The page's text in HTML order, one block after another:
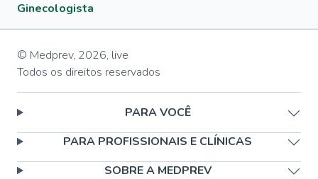
Ginecologista
© Medprev, 2026, live
Todos os direitos reservados
PARA VOCÊ
PARA PROFISSIONAIS E CLÍNICAS
SOBRE A MEDPREV